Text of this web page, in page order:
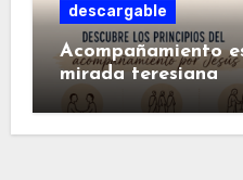
descargable
Acompañamiento
mirada teresiana